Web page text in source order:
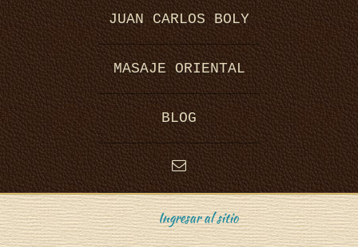
JUAN CARLOS BOLY
MASAJE ORIENTAL
BLOG
Ingresar al sitio